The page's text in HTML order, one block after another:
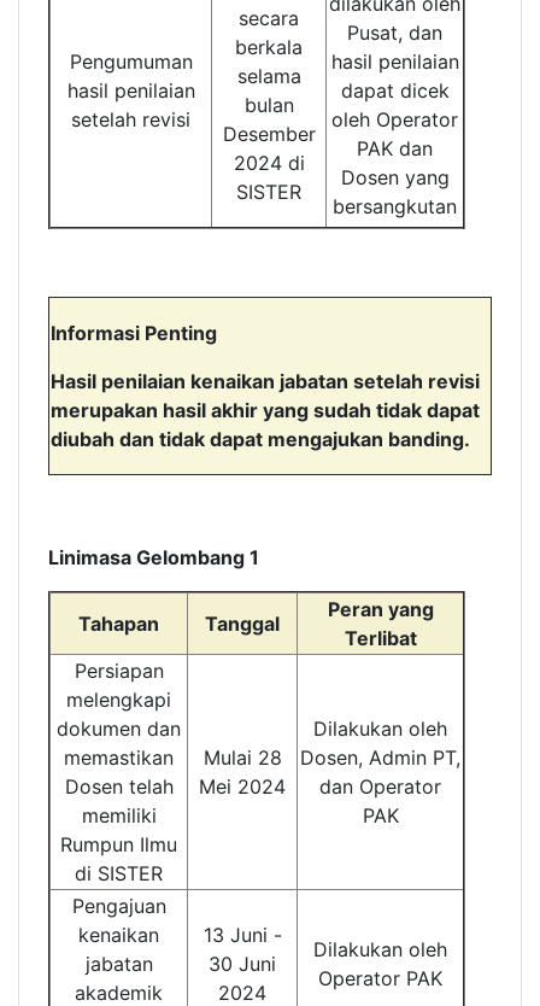
Pengumuman
hasil penilaian
setelah revisi
secara
berkala
selama
bulan
Desember
2024 di
SISTER
Pusat, dan
hasil penilaian
dapat dicek
oleh Operator
PAK dan
Dosen yang
bersangkutan
Informasi Penting
Hasil penilaian kenaikan jabatan setelah revisi
merupakan hasil akhir yang sudah tidak dapat
diubah dan tidak dapat mengajukan banding.
Linimasa Gelombang 1
Tahapan Tanggal
Peran yang
Terlibat
Persiapan
melengkapi
dokumen dan
memastikan
Dosen telah
memiliki
Rumpun Ilmu
di SISTER
Mulai 28
Mei 2024
Dilakukan oleh
Dosen, Admin PT,
dan Operator
PAK
Pengajuan
kenaikan
jabatan
akademik
13 Juni -
30 Juni
2024
Dilakukan oleh
Operator PAK